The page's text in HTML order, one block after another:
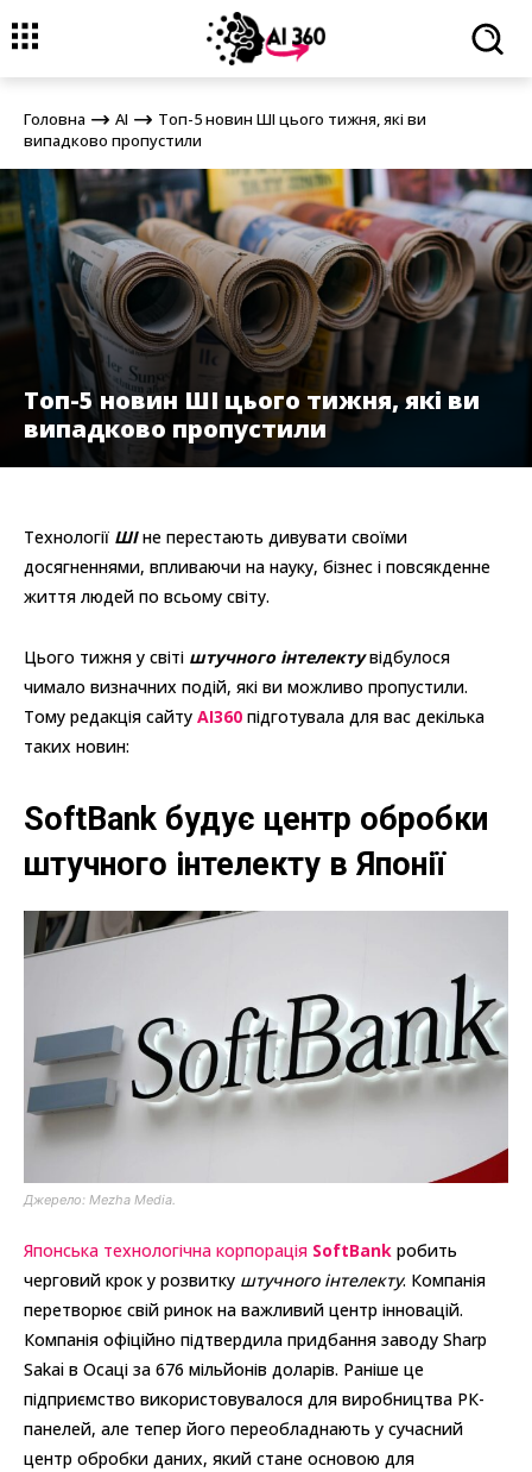
Головна
Топ-5 новин ШІ цього тижня, які ви випадково
пропустили
Головна AI
Топ-5 новин ШІ цього тижня, які ви
випадково пропустили
Топ-5 новин ШІ цього тижня, які ви
випадково пропустили
Технології ШІне перестають дивувати своїми
досягненнями, впливаючи на науку, бізнес і повсякденне
життя людей по всьому світу.
Цього тижня у світі штучного інтелектувідбулося
чимало визначних подій, які ви можливо пропустили.
Тому редакція сайту AI360 підготувала для вас декілька
таких новин:
SoftBank будує центр обробки
штучного інтелекту в Японії
Джерело: Mezha Media.
Японська технологічна корпорація SoftBank робить
черговий крок у розвитку штучного інтелекту. Компанія
перетворює свій ринок на важливий центр інновацій.
Компанія офіційно підтвердила придбання заводу Sharp
Sakai в Осаці за 676 мільйонів доларів. Раніше це
підприємство використовувалося для виробництва РК-
панелей, але тепер його переобладнають у сучасний
центр обробки даних, який стане основою для